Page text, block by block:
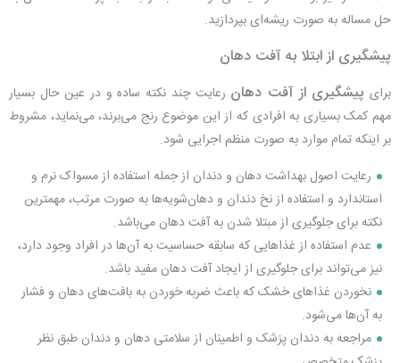
حل مساله به صورت ریشه‌ای بپردازید.
پیشگیری از ابتلا به آفت دهان
برای پیشگیری از آفت دهان رعایت چند نکته ساده و در عین حال بسیار
مهم کمک بسیاری به افرادی که از این موضوع رنج می‌برند، می‌نماید، مشروط
بر اینکه تمام موارد به صورت منظم اجرایی شود.
رعایت اصول بهداشت دهان و دندان از جمله استفاده از مسواک نرم و
استاندارد و استفاده از نخ دندان و دهان‌شویه‌ها به صورت مرتب، مهمترین
نکته برای جلوگیری از مبتلا شدن به آفت دهان می‌باشد.
عدم استفاده از غذاهایی که سابقه حساسیت به آن‌ها در افراد وجود دارد،
نیز می‌تواند برای جلوگیری از ایجاد آفت دهان مفید باشد.
نخوردن غذاهای خشک که باعث ضربه خوردن به بافت‌های دهان و فشار
به آن‌ها می‌شود.
مراجعه به دندان پزشک و اطمینان از سلامتی دهان و دندان طبق نظر